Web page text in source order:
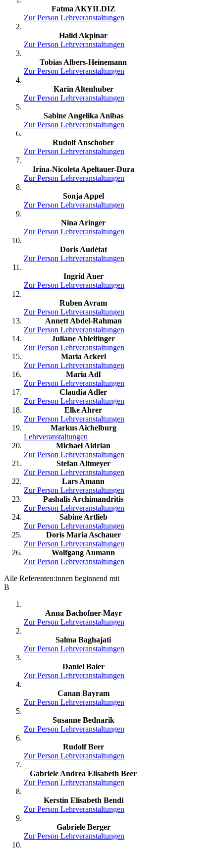
Fatma AKYILDIZ
Zur Person Lehrveranstaltungen
Halid Akpinar
Zur Person Lehrveranstaltungen
Tobias Albers-Heinemann
Zur Person Lehrveranstaltungen
Karin Altenhuber
Zur Person Lehrveranstaltungen
Sabine Angelika Anibas
Zur Person Lehrveranstaltungen
Rudolf Anschober
Zur Person Lehrveranstaltungen
Irina-Nicoleta Apeltauer-Dura
Zur Person Lehrveranstaltungen
Sonja Appel
Zur Person Lehrveranstaltungen
Nina Aringer
Zur Person Lehrveranstaltungen
Doris Audétat
Zur Person Lehrveranstaltungen
Ingrid Auer
Zur Person Lehrveranstaltungen
Ruben Avram
Zur Person Lehrveranstaltungen
Annett Abdel-Rahman
Zur Person Lehrveranstaltungen
Juliane Ableitinger
Zur Person Lehrveranstaltungen
Maria Ackerl
Zur Person Lehrveranstaltungen
Maria Adl
Zur Person Lehrveranstaltungen
Claudia Adler
Zur Person Lehrveranstaltungen
Elke Ahrer
Zur Person Lehrveranstaltungen
Markus Aichelburg
Lehrveranstaltungen
Michael Aldrian
Zur Person Lehrveranstaltungen
Stefan Altmeyer
Zur Person Lehrveranstaltungen
Lars Amann
Zur Person Lehrveranstaltungen
Pashalis Archimandritis
Zur Person Lehrveranstaltungen
Sabine Artlieb
Zur Person Lehrveranstaltungen
Doris Maria Aschauer
Zur Person Lehrveranstaltungen
Wolfgang Aumann
Zur Person Lehrveranstaltungen
Alle Referenten:innen beginnend mit
B
Anna Bachofner-Mayr
Zur Person Lehrveranstaltungen
Salma Baghajati
Zur Person Lehrveranstaltungen
Daniel Baier
Zur Person Lehrveranstaltungen
Canan Bayram
Zur Person Lehrveranstaltungen
Susanne Bednarik
Zur Person Lehrveranstaltungen
Rudolf Beer
Zur Person Lehrveranstaltungen
Gabriele Andrea Elisabeth Beer
Zur Person Lehrveranstaltungen
Kerstin Elisabeth Bendi
Zur Person Lehrveranstaltungen
Gabriele Berger
Zur Person Lehrveranstaltungen